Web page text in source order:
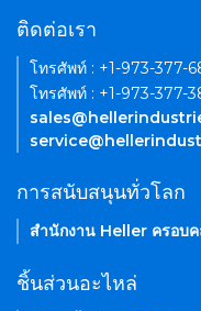
ติดต่อเรา
โทรศัพท์ : +1-973-377-
โทรศัพท์ : +1-973-377-
การสนับสนุนทั่วโลก
สำนักงาน Heller ครอบ
ชิ้นส่วนอะไหล่